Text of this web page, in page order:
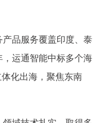
品服务覆盖印度、泰
运通智能中标多个海
化出海，聚焦东南